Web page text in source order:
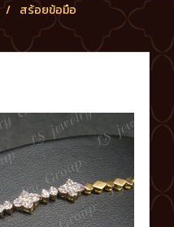
สร้อยข้อมือ